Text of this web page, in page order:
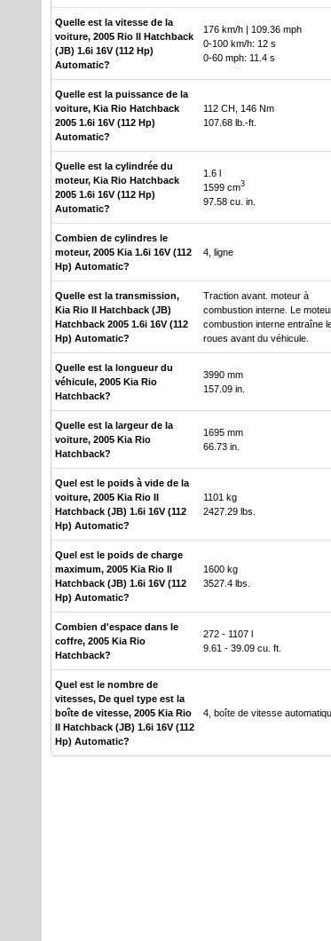
Quelle est la vitesse de la
voiture, 2005 Rio II Hatchback
(JB) 1.6i 16V (112 Hp)
Automatic?
176 km/h | 109.36 mph
0-100 km/h: 12 s
0-60 mph: 11.4 s
Quelle est la puissance de la
voiture, Kia Rio Hatchback
2005 1.6i 16V (112 Hp)
Automatic?
112 CH, 146 Nm
107.68 lb.-ft.
Quelle est la cylindrée du
moteur, Kia Rio Hatchback
2005 1.6i 16V (112 Hp)
Automatic?
1.6 l
1599 cm3
97.58 cu. in.
Combien de cylindres le
moteur, 2005 Kia 1.6i 16V (112
Hp) Automatic?
4, ligne
Quelle est la transmission,
Kia Rio II Hatchback (JB)
Hatchback 2005 1.6i 16V (112
Hp) Automatic?
Traction avant. moteur à
combustion interne. Le
combustion interne entraîne
roues avant du véhicule.
Quelle est la longueur du
véhicule, 2005 Kia Rio
Hatchback?
3990 mm
157.09 in.
Quelle est la largeur de la
voiture, 2005 Kia Rio
Hatchback?
1695 mm
66.73 in.
Quel est le poids à vide de la
voiture, 2005 Kia Rio II
Hatchback (JB) 1.6i 16V (112
Hp) Automatic?
1101 kg
2427.29 lbs.
Quel est le poids de charge
maximum, 2005 Kia Rio II
Hatchback (JB) 1.6i 16V (112
Hp) Automatic?
1600 kg
3527.4 lbs.
Combien d'espace dans le
coffre, 2005 Kia Rio
Hatchback?
272 - 1107 l
9.61 - 39.09 cu. ft.
Quel est le nombre de
vitesses, De quel type est la
boîte de vitesse, 2005 Kia Rio
II Hatchback (JB) 1.6i 16V (112
Hp) Automatic?
4, boîte de vitesse